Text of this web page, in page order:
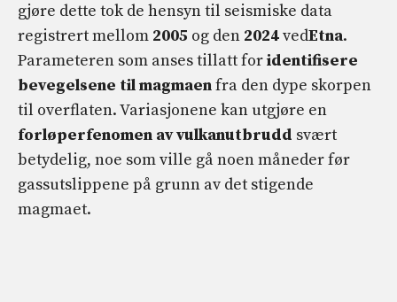
gjøre dette tok de hensyn til seismiske data
registrert mellom 2005 og den 2024vedEtna.
Parameteren som anses tillatt foridentifisere
bevegelsene til magmaenfra den dype skorpen
til overflaten. Variasjonene kan utgjøre en
forløperfenomen av vulkanutbrudd svært
betydelig, noe som ville gå noen måneder før
gassutslippene på grunn av det stigende
magmaet.